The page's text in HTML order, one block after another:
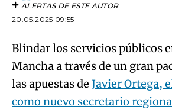
ALERTAS DE ESTE AUTOR
20.05.2025 09:55
Blindar los servicios públicos
Mancha a través de un gran
las apuestas de Javier Ortega,
como nuevo secretario